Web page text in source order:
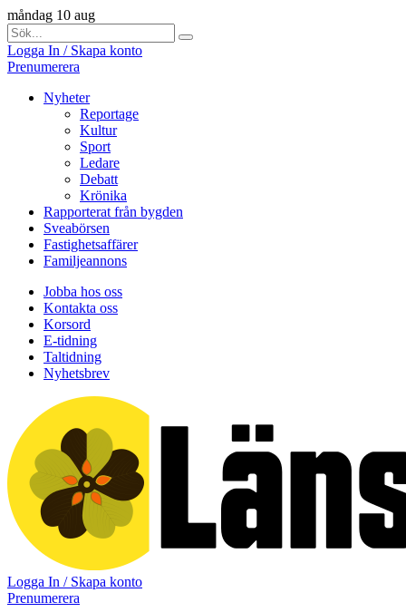
måndag 10 aug
Logga In / Skapa konto
Prenumerera
Nyheter
Reportage
Kultur
Sport
Ledare
Debatt
Krönika
Rapporterat från bygden
Sveabörsen
Fastighetsaffärer
Familjeannons
Jobba hos oss
Kontakta oss
Korsord
E-tidning
Taltidning
Nyhetsbrev
Logga In / Skapa konto
Prenumerera